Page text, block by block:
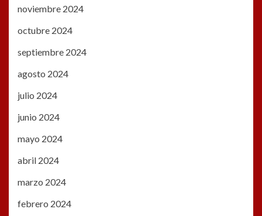
noviembre 2024
octubre 2024
septiembre 2024
agosto 2024
julio 2024
junio 2024
mayo 2024
abril 2024
marzo 2024
febrero 2024